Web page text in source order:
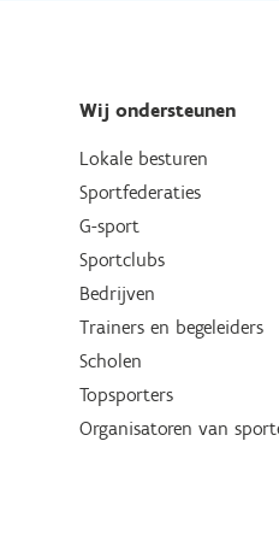
Wij ondersteunen
Lokale besturen
Sportfederaties
G-sport
Sportclubs
Bedrijven
Trainers en begeleiders
Scholen
Topsporters
Organisatoren van